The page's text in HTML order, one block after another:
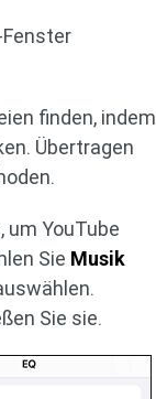
finden, indem
Übertragen
um YouTube
Sie Musik
Sie sie.